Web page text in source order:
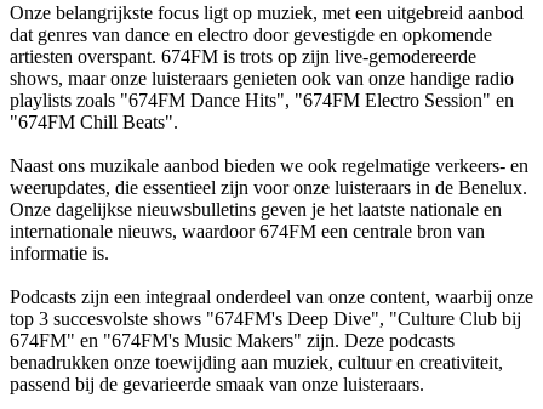
Onze belangrijkste focus ligt op muziek, met een uitgebreid aanbod
dat genres van dance en electro door gevestigde en opkomende
artiesten overspant. 674FM is trots op zijn live-gemodereerde
shows, maar onze luisteraars genieten ook van onze handige radio
playlists zoals "674FM Dance Hits", "674FM Electro Session" en
"674FM Chill Beats".
Naast ons muzikale aanbod bieden we ook regelmatige verkeers- en
weerupdates, die essentieel zijn voor onze luisteraars in de Benelux.
Onze dagelijkse nieuwsbulletins geven je het laatste nationale en
internationale nieuws, waardoor 674FM een centrale bron van
informatie is.
Podcasts zijn een integraal onderdeel van onze content, waarbij onze
top 3 succesvolste shows "674FM's Deep Dive", "Culture Club bij
674FM" en "674FM's Music Makers" zijn. Deze podcasts
benadrukken onze toewijding aan muziek, cultuur en creativiteit,
passend bij de gevarieerde smaak van onze luisteraars.